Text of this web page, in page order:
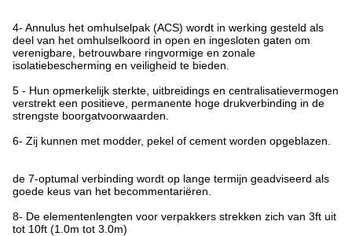
4- Annulus het omhulselpak (ACS) wordt in werking gesteld als
deel van het omhulselkoord in open en ingesloten gaten om
verenigbare, betrouwbare ringvormige en zonale
isolatiebescherming en veiligheid te bieden.
5 - Hun opmerkelijk sterkte, uitbreidings en centralisatievermogen
verstrekt een positieve, permanente hoge drukverbinding in de
strengste boorgatvoorwaarden.
6- Zij kunnen met modder, pekel of cement worden opgeblazen.
de 7-optumal verbinding wordt op lange termijn geadviseerd als
goede keus van het becommentariëren.
8- De elementenlengten voor verpakkers strekken zich van 3ft uit
tot 10ft (1.0m tot 3.0m)